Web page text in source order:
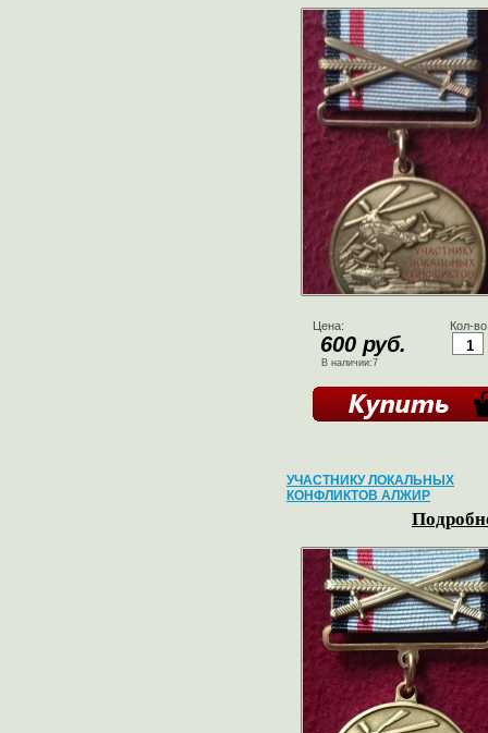
Цена:
600 руб.
В наличии:7
Кол-
УЧАСТНИКУ ЛОКАЛЬНЫХ
КОНФЛИКТОВ АЛЖИР